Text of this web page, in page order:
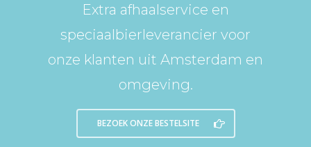
Extra afhaalservice en
speciaalbierleverancier voor
onze klanten uit Amsterdam en
omgeving.
BEZOEK ONZE BESTELSITE